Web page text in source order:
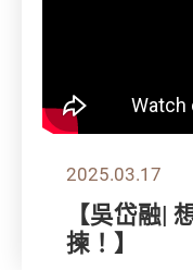
2025.03.17
【吳岱融|
揀！】